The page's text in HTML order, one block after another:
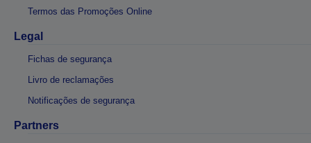
Termos das Promoções Online
Legal
Fichas de segurança
Livro de reclamações
Notificações de segurança
Partners